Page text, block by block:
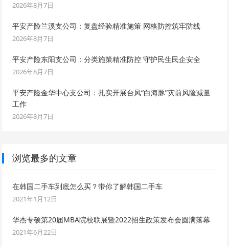
2026年8月7日
平安产险兰溪支公司：复盘经验精准施策 网格防控筑牢防线
2026年8月7日
平安产险东阳支公司：分类施策精准防控 守护民生民企安全
2026年8月7日
平安产险金华中心支公司：扎实开展台风“白海豚”灾前风险减量
工作
2026年8月7日
浏览最多的文章
在韩国二手车到底怎么买？带你了解韩国二手车
2021年1月12日
华杰专硕第20届MBA院校联展暨2022招生政策发布会圆满落幕
2021年6月22日